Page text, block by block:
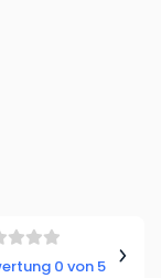
0 von 5